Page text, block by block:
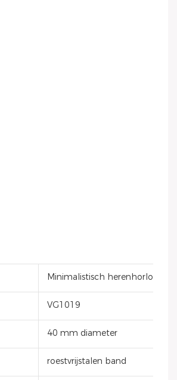
Minimalistisch herenhorloge
VG1019
40 mm diameter
roestvrijstalen band